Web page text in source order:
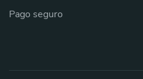
Pago seguro